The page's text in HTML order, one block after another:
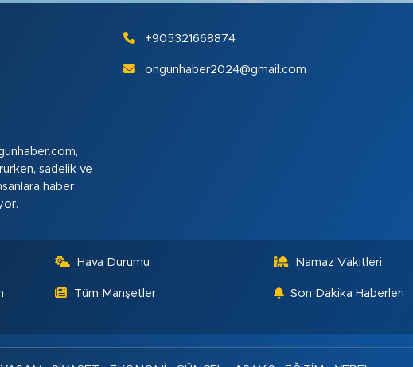
sadelik ve
haber
+905321668874
ongunhaber2024@gmail.com
Hava Durumu Namaz Vakitleri
Tüm Manşetler Son Dakika Haberleri